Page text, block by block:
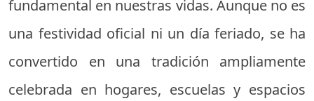
fundamental en nuestras vidas. Aunque no es
una festividad oficial ni un día feriado, se ha
convertido en una tradición ampliamente
celebrada en hogares, escuelas y espacios